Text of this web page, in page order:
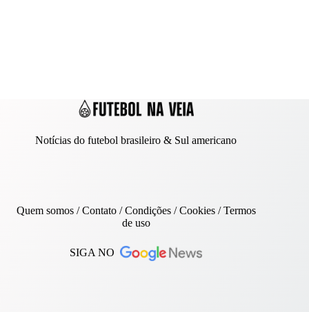
Notícias do futebol brasileiro & Sul americano
Quem somos/Contato/ Condições /Cookies/Termos
de uso
SIGA NO